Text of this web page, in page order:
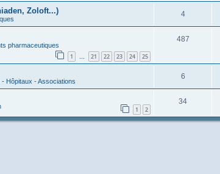
Zoloft...) 4
pharmaceutiques
1 … 21 22 23 24 25
487
Hôpitaux - Associations
6
1 2
34